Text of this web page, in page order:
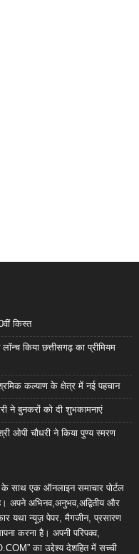
किस्त
किया छत्तीसगढ़ का प्रीमियम
कल्याण के क्षेत्र में नई पहचान
ने बुनकरों को दी शुभकामनाएं
ओपी चौधरी ने किया पुण्य स्मरण
साथ एक ऑनलाइन समाचार पोर्टल
अपने अभिनव,अनुभव,अद्वितीय और
यथा न्यूज़ पेपर, मैगजीन, प्रसारण
करना है। अपनी परिपक्व,
का उद्देश्य देशहित में सच्ची